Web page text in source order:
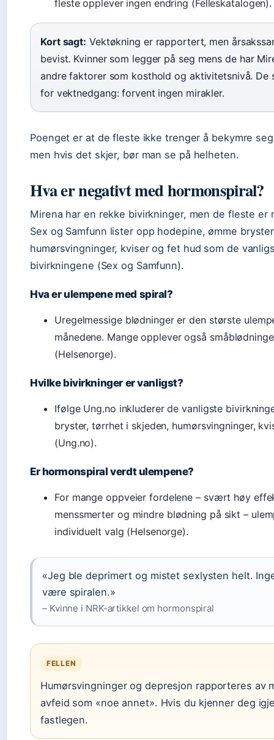
fleste opplever ingen endring (Felleskatalogen).
Kort sagt: Vektøkning er rapportert, men
bevist. Kvinner som legger på seg mens de har
andre faktorer som kosthold og aktivitetsnivå. De
for vektnedgang: forvent ingen mirakler.
Poenget er at de fleste ikke trenger å bekymre
men hvis det skjer, bør man se på helheten.
Hva er negativt med hormonspiral?
Mirena har en rekke bivirkninger, men de fleste er
Sex og Samfunn lister opp hodepine, ømme
humørsvingninger, kviser og fet hud som de
bivirkningene (Sex og Samfunn).
Hva er ulempene med spiral?
Uregelmessige blødninger er den største
månedene. Mange opplever også
(Helsenorge).
Hvilke bivirkninger er vanligst?
Ifølge Ung.no inkluderer de vanligste
bryster, tørrhet i skjeden, humørsvingninger,
(Ung.no).
Er hormonspiral verdt ulempene?
For mange oppveier fordelene – svært høy
menssmerter og mindre blødning på sikt –
individuelt valg (Helsenorge).
«Jeg ble deprimert og mistet sexlysten helt.
være spiralen.»
– Kvinne i NRK-artikkel om hormonspiral
FELLEN
Humørsvingninger og depresjon rapporteres av
avfeid som «noe annet». Hvis du kjenner deg
fastlegen.